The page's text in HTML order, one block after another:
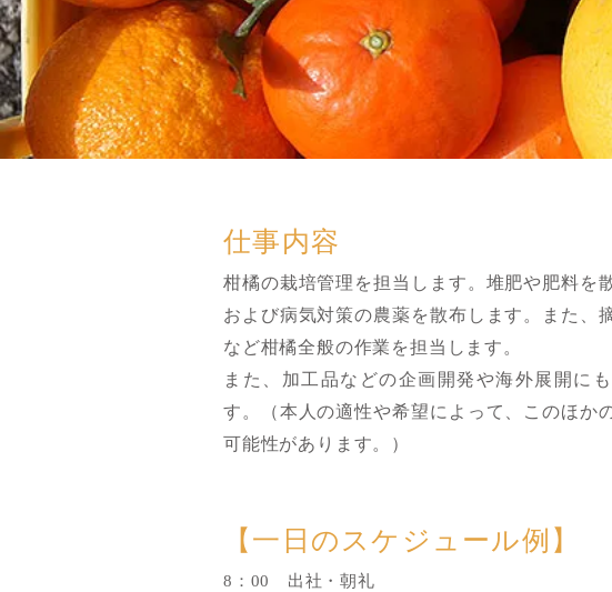
仕事内容
柑橘の栽培管理を担当します。堆肥や肥料を
および病気対策の農薬を散布します。また、
など柑橘全般の作業を担当します。
また、加工品などの企画開発や海外展開に
す。（本人の適性や希望によって、このほか
可能性があります。）
【一日のスケジュール例】
8：00 出社・朝礼